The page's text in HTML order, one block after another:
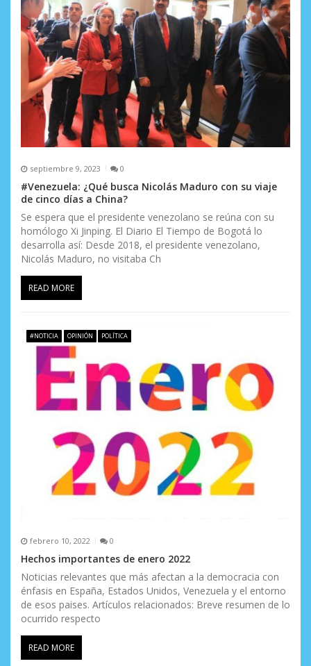
n
t
a
a
s septiembre 9, 2023 0
#Venezuela: ¿Qué busca Nicolás Maduro con su viaje
de cinco días a China?
Se espera que el presidente venezolano se reúna con su
homólogo Xi Jinping. El Diario El Tiempo de Bogotá lo
desarrolla así: Desde 2018, el presidente venezolano,
Nicolás Maduro, no visitaba Ch
READ MORE
#NOTICIA OPINIÓN POLÍTICA
febrero 10, 2022 0
Hechos importantes de enero 2022
Noticias relevantes que más afectan a la democracia con
énfasis en España, Estados Unidos, Venezuela y el entorno
de esos paises. Artículos relacionados: Breve resumen de lo
ocurrido respecto
READ MORE